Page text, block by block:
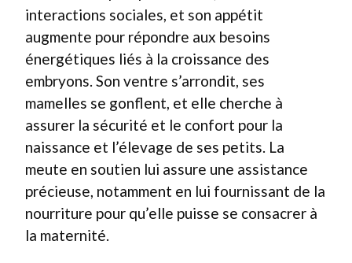
interactions sociales, et son appétit
augmente pour répondre aux besoins
énergétiques liés à la croissance des
embryons. Son ventre s’arrondit, ses
mamelles se gonflent, et elle cherche à
assurer la sécurité et le confort pour la
naissance et l’élevage de ses petits. La
meute en soutien lui assure une assistance
précieuse, notamment en lui fournissant de la
nourriture pour qu’elle puisse se consacrer à
la maternité.